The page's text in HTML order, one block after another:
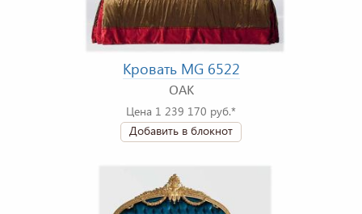
Кровать MG 6522
OAK
Цена 1 239 170 руб.*
Добавить в блокнот